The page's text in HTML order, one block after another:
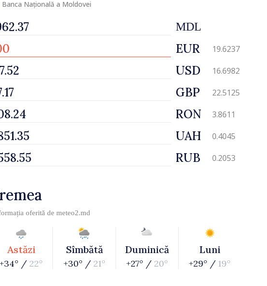
Banca Națională a Moldovei
MDL
EUR 19.6237
USD 16.6982
GBP 22.5125
RON 3.8611
UAH 0.4045
RUB 0.2053
oferită de meteo2.md
Astăzi
+34° / 22°
Sîmbătă
+30° / 21°
Duminică
+27° / 20°
Luni
+29° / 19°